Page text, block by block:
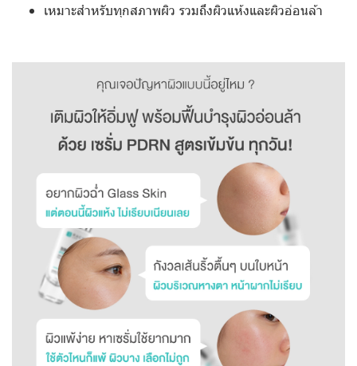
เหมาะสำหรับทุกสภาพผิว รวมถึงผิวแห้งและผิวอ่อนล้า